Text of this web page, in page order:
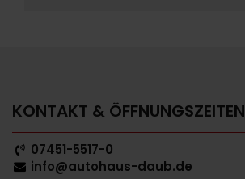
KONTAKT & ÖFFNUNGSZEITEN
07451-5517-0
info@autohaus-daub.de